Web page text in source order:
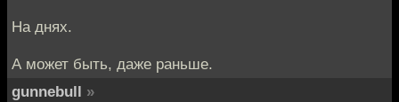
На днях.
А может быть, даже раньше.
gunnebull »